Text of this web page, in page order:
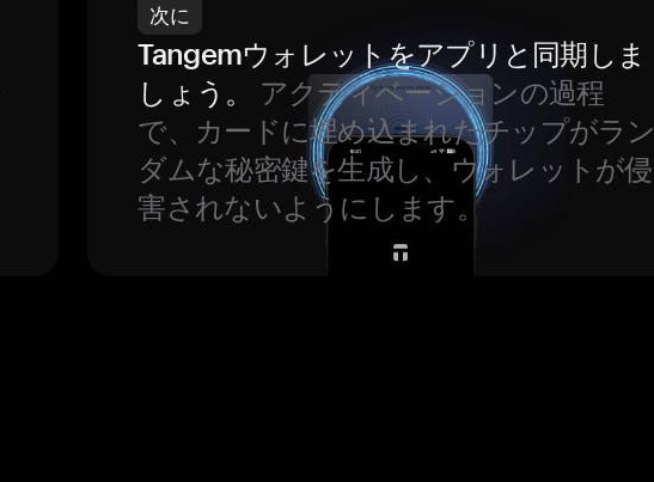
次に
Tangemウォレットをアプリと同期しま
しょう。
アクティベーションの過程
で、カードに埋め込まれたチップがラン
ダムな秘密鍵を生成し、ウォレットが侵
害されないようにします。